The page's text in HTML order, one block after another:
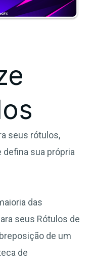
seus rótulos,
sua própria
das
seus Rótulos de
de um
de